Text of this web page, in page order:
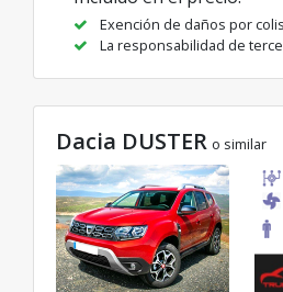
Exención de daños por
La responsabilidad de
Dacia DUSTER o similar